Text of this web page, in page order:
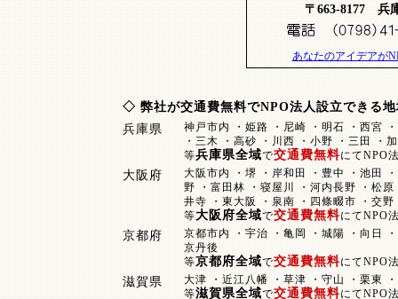
〒663-8177 兵
あなたのアイデアが
◇ 弊社が交通費無料でNPO法人設立できる
兵庫県
神戸市内 ・姫路 ・尼崎 ・明石 ・西宮
・三木 ・高砂 ・川西 ・小野 ・三田 ・
等兵庫県全域で交通費無料にてNPO
大阪府
大阪市内 ・堺 ・岸和田 ・豊中 ・池田
野 ・富田林 ・寝屋川 ・河内長野 ・松
井寺 ・東大阪 ・泉南 ・四條畷市 ・交
等大阪府全域で交通費無料にてNPO
京都府
京都市内 ・宇治 ・亀岡 ・城陽 ・向日
京丹後
等京都府全域で交通費無料にてNPO
滋賀県
大津 ・近江八幡 ・草津 ・守山 ・栗東
等滋賀県全域で交通費無料にてNPO